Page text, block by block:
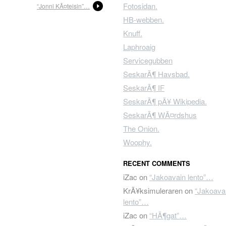
“Jonni KÃ¤teisin”…
Fotosidan.
HB-webben.
Knuff.
Laphroaig
Servicegubben
SeskarÃ¶ Havsbad.
SeskarÃ¶ IF
SeskarÃ¶ pÃ¥ Wikipedia.
SeskarÃ¶ WÃ¤rdshus
The Onion.
Woophy.
RECENT COMMENTS
iZac on “Jakoavain lento”…
KrÃ¥ksimulerarenon
lento”…
iZac on “HÃ¶gat”…